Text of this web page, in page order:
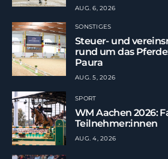
AUG. 6, 2026
SONSTIGES
Steuer- und
rund um das
Paura
AUG. 5, 2026
SPORT
WM Aachen 2026:
Teilnehmer:innen
AUG. 4, 2026